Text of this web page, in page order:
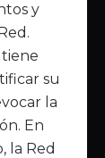
y
su
la
En
la Red